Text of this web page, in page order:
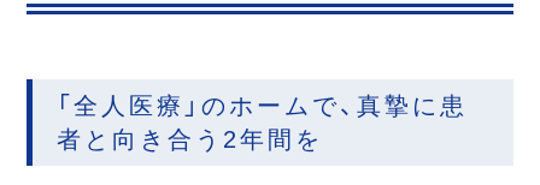
「全人医療」のホームで、真摯に患
者と向き合う2年間を